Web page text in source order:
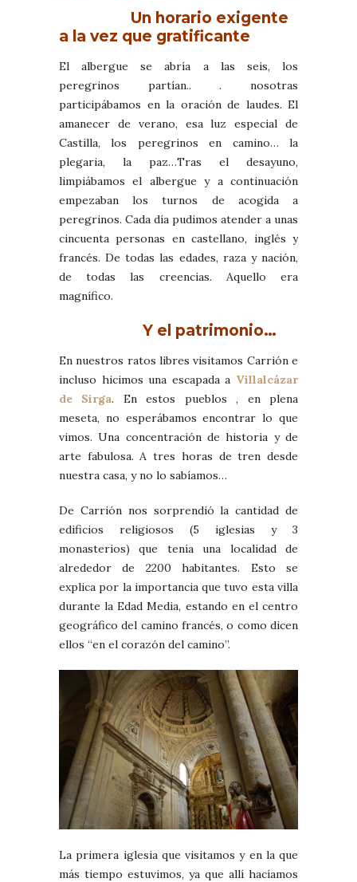
Un horario exigente
a la vez que gratificante
El albergue se abría a las seis, los
peregrinos partían.. . nosotras
participábamos en la oración de laudes. El
amanecer de verano, esa luz especial de
Castilla, los peregrinos en camino… la
plegaria, la paz…Tras el desayuno,
limpiábamos el albergue y a continuación
empezaban los turnos de acogida a
peregrinos. Cada día pudimos atender a unas
cincuenta personas en castellano, inglés y
francés. De todas las edades, raza y nación,
de todas las creencias. Aquello era
magnífico.
Y el patrimonio…
En nuestros ratos libres visitamos Carrión e
incluso hicimos una escapada a Villalcázar
de Sirga. En estos pueblos , en plena
meseta, no esperábamos encontrar lo que
vimos. Una concentración de historia y de
arte fabulosa. A tres horas de tren desde
nuestra casa, y no lo sabíamos…
De Carrión nos sorprendió la cantidad de
edificios religiosos (5 iglesias y 3
monasterios) que tenía una localidad de
alrededor de 2200 habitantes. Esto se
explica por la importancia que tuvo esta villa
durante la Edad Media, estando en el centro
geográfico del camino francés, o como dicen
ellos “en el corazón del camino”.
La primera iglesia que visitamos y en la que
más tiempo estuvimos, ya que allí hacíamos